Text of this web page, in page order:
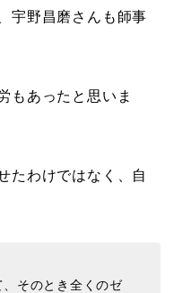
宇野昌磨さんも師事
もあったと思いま
たわけではなく、自
そのとき全くのゼ